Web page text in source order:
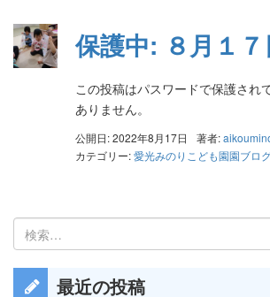
保護中: ８月１７
この投稿はパスワードで保護され
ありません。
公開日: 2022年8月17日 著者:
カテゴリー:愛光みのりこども園園ブロ
検
索:
最近の投稿